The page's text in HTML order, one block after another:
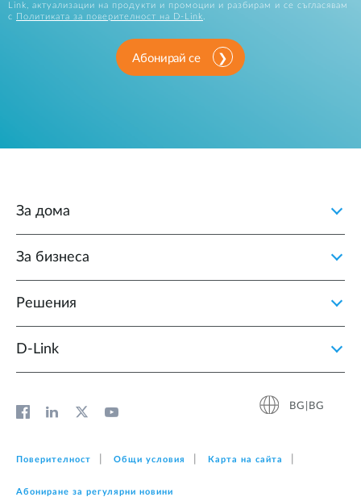
Link, актуализации на продукти и промоции и разбирам и се съгласявам
с
Политиката за поверителност на D-Link
Абонирай се
За дома
За бизнеса
Решения
D‑Link
BG|BG
Поверителност Общи условия Карта на сайта
Абониране за регулярни новини